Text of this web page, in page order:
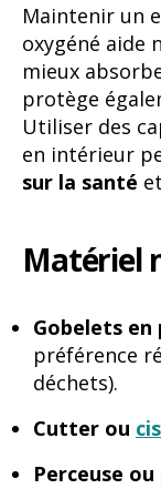
Maintenir un
oxygéné aide
mieux
protège
Utiliser des
en intérieur
sur la santé
Matériel
Gobelets
préférence
déchets).
Cutter ou
Perceuse